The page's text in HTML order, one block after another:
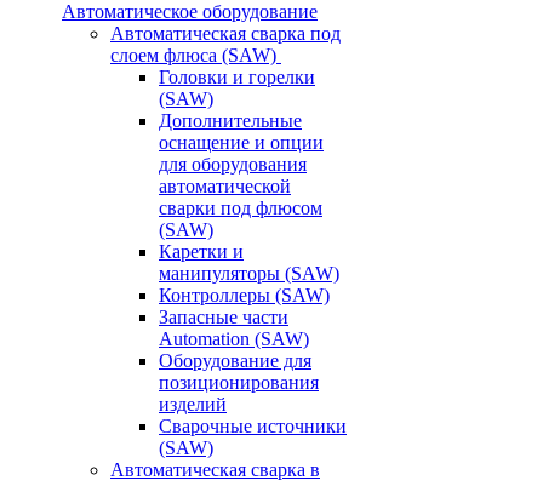
Автоматическое оборудование
Автоматическая сварка под
слоем флюса (SAW)
Головки и горелки
(SAW)
Дополнительные
оснащение и опции
для оборудования
автоматической
сварки под флюсом
(SAW)
Каретки и
манипуляторы (SAW)
Контроллеры (SAW)
Запасные части
Automation (SAW)
Оборудование для
позиционирования
изделий
Сварочные источники
(SAW)
Автоматическая сварка в